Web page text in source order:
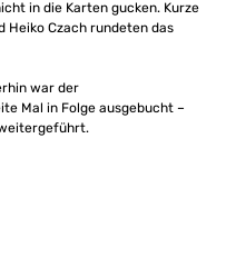
in die Karten gucken. Kurze
Heiko Czach rundeten das
war der
Mal in Folge ausgebucht –